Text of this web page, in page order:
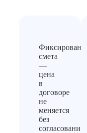
смета
—
цена
в
договоре
не
меняется
без
согласования